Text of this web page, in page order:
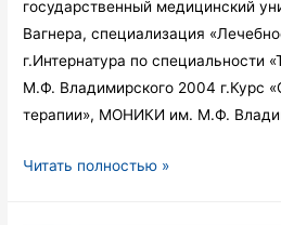
государственный медицинский
Вагнера, специализация
г.Интернатура по
М.Ф. Владимирского 2004 г.Курс
терапии», МОНИКИ им. М.Ф.
Сиротская
Читать полностью »